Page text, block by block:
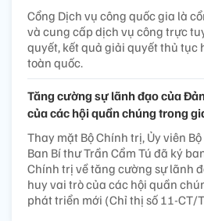
Cổng Dịch vụ công quốc gia là
và cung cấp dịch vụ công trực
quyết, kết quả giải quyết thủ
toàn quốc.
Tăng cường sự lãnh đạo của
của các hội quần chúng trong
Thay mặt Bộ Chính trị, Ủy viên
Ban Bí thư Trần Cẩm Tú đã ký
Chính trị về tăng cường sự lãnh
huy vai trò của các hội quần
phát triển mới (Chỉ thị số 11-